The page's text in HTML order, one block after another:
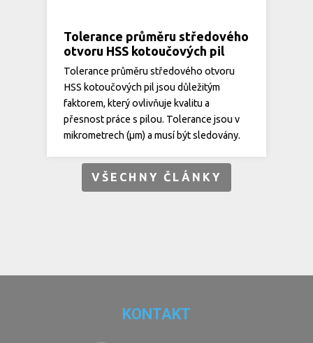
Tolerance průměru středového
otvoru HSS kotoučových pil
Tolerance průměru středového otvoru
HSS kotoučových pil jsou důležitým
faktorem, který ovlivňuje kvalitu a
přesnost práce s pilou. Tolerance jsou v
mikrometrech (µm) a musí být sledovány.
VŠECHNY ČLÁNKY
KONTAKT